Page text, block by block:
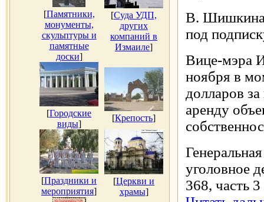
[Памятники,
монументы,
скульптуры и
памятные
доски]
[Суда УДП,
других
компаний в
Измаиле]
[Городские
виды]
[Крепость]
[Праздники и
мероприятия]
[Церкви и
храмы]
В. Шишкина
под
Вице-мэра
ноября в
долларов
аренду
уголовное
368, часть